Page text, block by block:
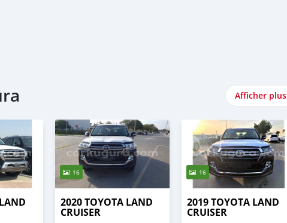
Afficher plus
16
2020 TOYOTA LAND
CRUISER
16
2019 TOYOTA LAND
CRUISER